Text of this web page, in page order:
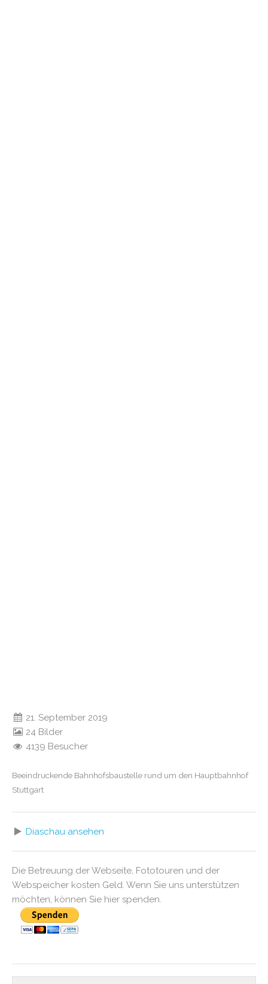
21. September 2019
24 Bilder
4139 Besucher
Beeindruckende Bahnhofsbaustelle rund um den Hauptbahnhof
Stuttgart
Diaschau ansehen
Die Betreuung der Webseite, Fototouren und der
Webspeicher kosten Geld. Wenn Sie uns unterstützen
möchten, können Sie hier spenden.